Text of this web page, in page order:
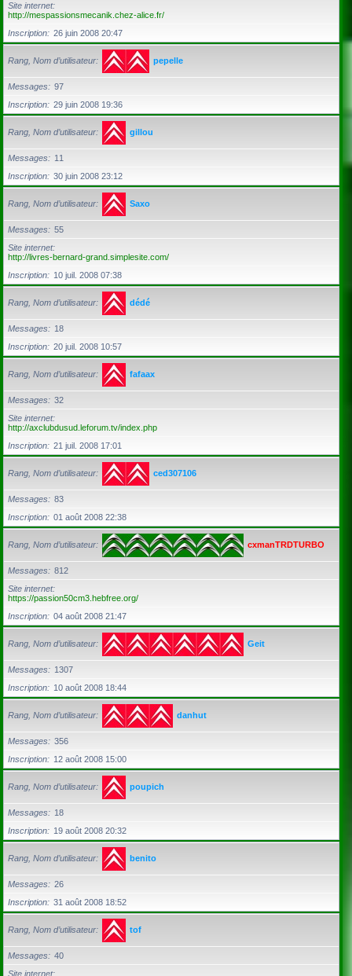
Site internet
http://mespassionsmecanik.chez-alice.fr/
Inscription
26 juin 2008 20:47
Rang, Nom d’utilisateur pepelle
Messages
97
Inscription
29 juin 2008 19:36
Rang, Nom d’utilisateur gillou
Messages
11
Inscription
30 juin 2008 23:12
Rang, Nom d’utilisateur Saxo
Messages
55
Site internet
http://livres-bernard-grand.simplesite.com/
Inscription
10 juil. 2008 07:38
Rang, Nom d’utilisateur dédé
Messages
18
Inscription
20 juil. 2008 10:57
Rang, Nom d’utilisateur fafaax
Messages
32
Site internet
http://axclubdusud.leforum.tv/index.php
Inscription
21 juil. 2008 17:01
Rang, Nom d’utilisateur ced307106
Messages
83
Inscription
01 août 2008 22:38
Rang, Nom d’utilisateur cxmanTRDTURBO
Messages
812
Site internet
https://passion50cm3.hebfree.org/
Inscription
04 août 2008 21:47
Rang, Nom d’utilisateur Geit
Messages
1307
Inscription
10 août 2008 18:44
Rang, Nom d’utilisateur danhut
Messages
356
Inscription
12 août 2008 15:00
Rang, Nom d’utilisateur poupich
Messages
18
Inscription
19 août 2008 20:32
Rang, Nom d’utilisateur benito
Messages
26
Inscription
31 août 2008 18:52
Rang, Nom d’utilisateur tof
Messages
40
Site internet